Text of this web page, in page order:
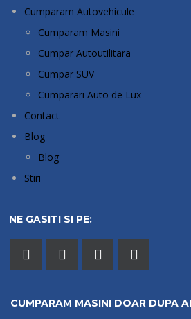
Cumparam Autovehicule
Cumparam Masini
Cumpar Autoutilitara
Cumpar SUV
Cumparari Auto de Lux
Contact
Blog
Blog
Stiri
NE GASITI SI PE:
CUMPARAM MASINI DOAR DUPA